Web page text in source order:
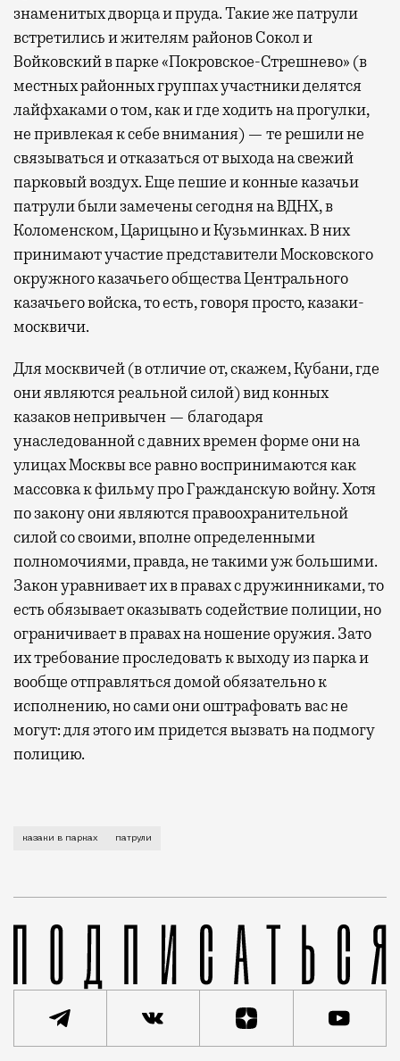
знаменитых дворца и пруда. Такие же патрули
встретились и жителям районов Сокол и
Войковский в парке «Покровское-Стрешнево» (в
местных районных группах участники делятся
лайфхаками о том, как и где ходить на прогулки,
не привлекая к себе внимания) — те решили не
связываться и отказаться от выхода на свежий
парковый воздух. Еще пешие и конные казачьи
патрули были замечены сегодня на ВДНХ, в
Коломенском, Царицыно и Кузьминках. В них
принимают участие представители Московского
окружного казачьего общества Центрального
казачьего войска, то есть, говоря просто, казаки-
москвичи.
Для москвичей (в отличие от, скажем, Кубани, где
они являются реальной силой) вид конных
казаков непривычен — благодаря
унаследованной с давних времен форме они на
улицах Москвы все равно воспринимаются как
массовка к фильму про Гражданскую войну. Хотя
по закону они являются правоохранительной
силой со своими, вполне определенными
полномочиями, правда, не такими уж большими.
Закон уравнивает их в правах с дружинниками, то
есть обязывает оказывать содействие полиции, но
ограничивает в правах на ношение оружия. Зато
их требование проследовать к выходу из парка и
вообще отправляться домой обязательно к
исполнению, но сами они оштрафовать вас не
могут: для этого им придется вызвать на подмогу
полицию.
Не бойтесь — их полномочия примерно равны тем,
казаки в парках патрули